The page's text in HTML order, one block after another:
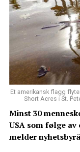
Et amerikansk flagg
Short Acres i St.
Minst 30
USA som følge
melder